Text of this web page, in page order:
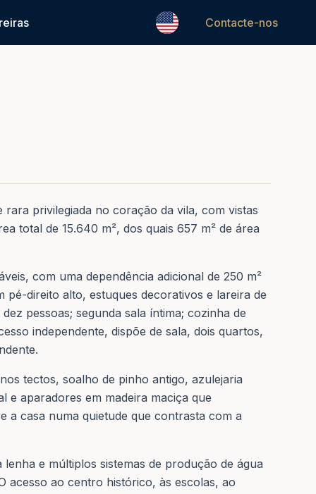
Contacte-nos
privilegiada no coração da vila, com vistas
total de 15.640 m², dos quais 657 m² de área
com uma dependência adicional de 250 m²
direito alto, estuques decorativos e lareira de
pessoas; segunda sala íntima; cozinha de
independente, dispõe de sala, dois quartos,
tectos, soalho de pinho antigo, azulejaria
e aparadores em madeira maciça que
a casa numa quietude que contrasta com a
e múltiplos sistemas de produção de água
acesso ao centro histórico, às escolas, ao